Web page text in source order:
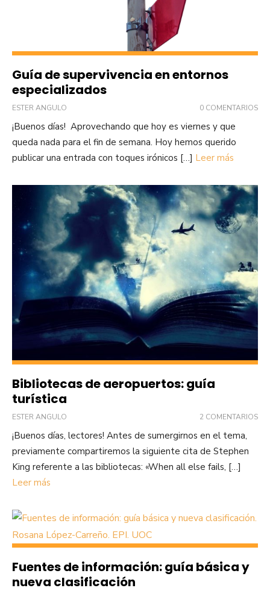
Guía de supervivencia en entornos
especializados
ESTER ANGULO 0 COMENTARIOS
¡Buenos días! Aprovechando que hoy es viernes y que
queda nada para el fin de semana. Hoy hemos querido
publicar una entrada con toques irónicos […] Leer más
Bibliotecas de aeropuertos: guía
turística
ESTER ANGULO 2 COMENTARIOS
¡Buenos días, lectores! Antes de sumergirnos en el tema,
previamente compartiremos la siguiente cita de Stephen
King referente a las bibliotecas: «When all else fails, […]
Leer más
Fuentes de información: guía básica y
nueva clasificación